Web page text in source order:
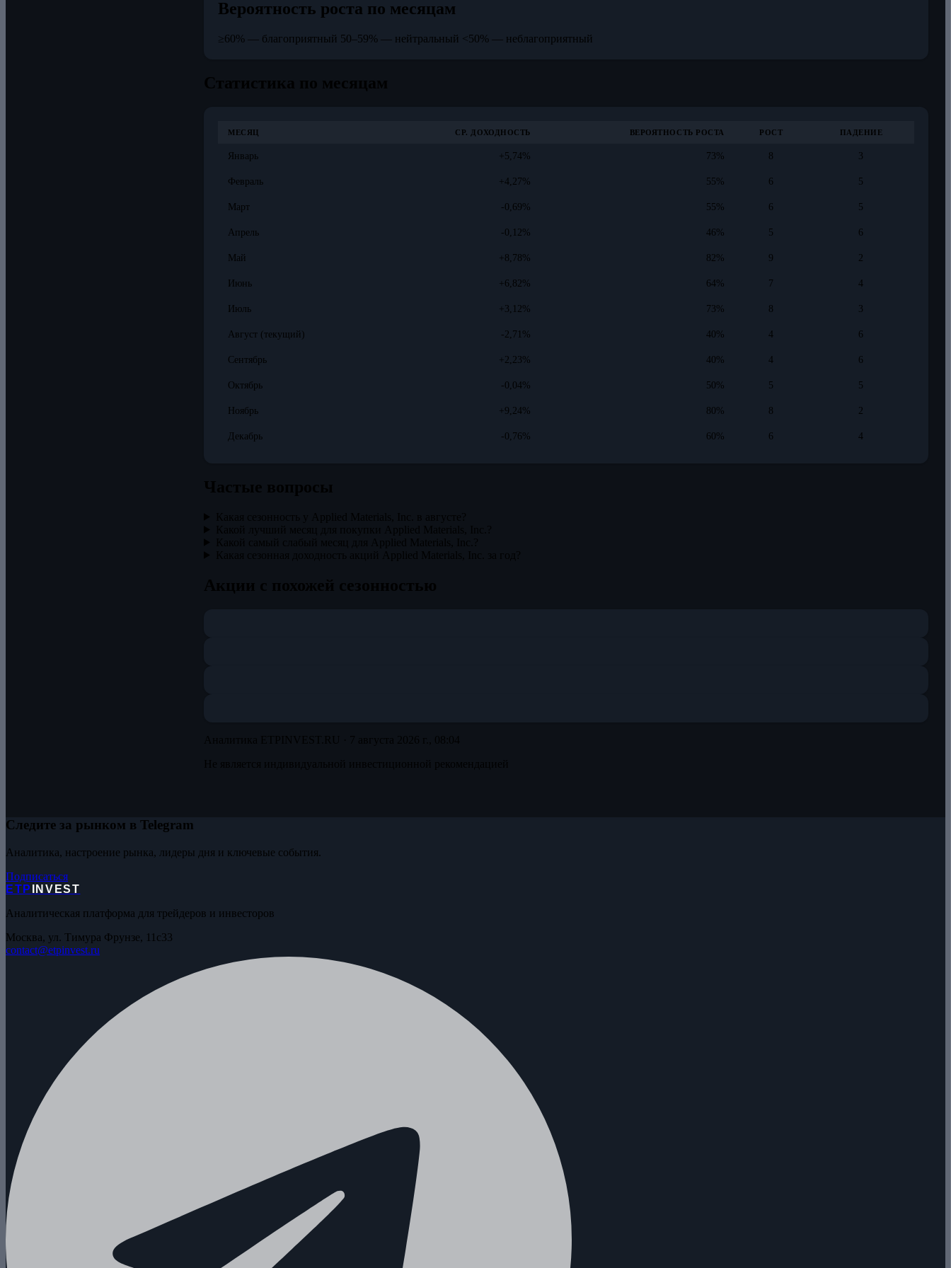
Вероятность роста по месяцам
≥60% — благоприятный 50–59% — нейтральный <50% — неблагоприятный
МЕСЯЦ СР. ДОХОДНОСТЬ ВЕРОЯТНОСТЬ РОСТА РОСТ ПАДЕНИЕ
Январь +5,74% 73% 8 3
Февраль +4,27% 55% 6 5
Март -0,69% 55% 6 5
Апрель -0,12% 46% 5 6
Май +8,78% 82% 9 2
Июнь +6,82% 64% 7 4
Июль +3,12% 73% 8 3
Август (текущий) -2,71% 40% 4 6
Сентябрь +2,23% 40% 4 6
Октябрь -0,04% 50% 5 5
Ноябрь +9,24% 80% 8 2
Декабрь -0,76% 60% 6 4
Следите за рынком в Telegram
Аналитика, настроение рынка, лидеры дня и ключевые события.
Подписаться
ETP
INVEST
Аналитическая платформа для трейдеров и инвесторов
Москва, ул. Тимура Фрунзе, 11с33
contact@etpinvest.ru